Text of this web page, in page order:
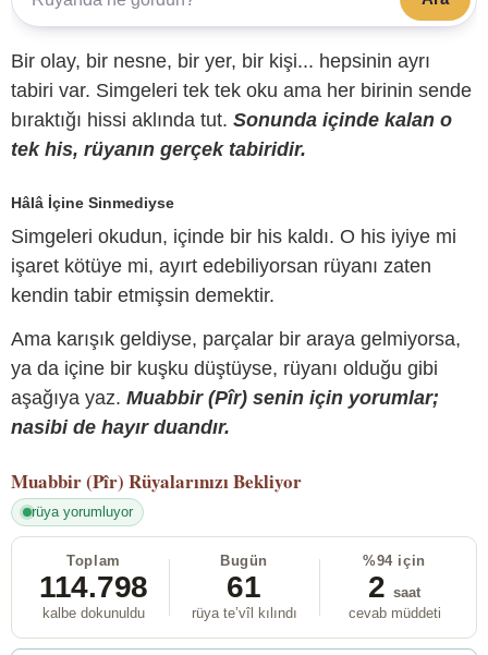
Bir olay, bir nesne, bir yer, bir kişi... hepsinin ayrı
tabiri var. Simgeleri tek tek oku ama her birinin sende
bıraktığı hissi aklında tut. Sonunda içinde kalan o
tek his, rüyanın gerçek tabiridir.
Hâlâ İçine Sinmediyse
Simgeleri okudun, içinde bir his kaldı. O his iyiye mi
işaret kötüye mi, ayırt edebiliyorsan rüyanı zaten
kendin tabir etmişsin demektir.
Ama karışık geldiyse, parçalar bir araya gelmiyorsa,
ya da içine bir kuşku düştüyse, rüyanı olduğu gibi
aşağıya yaz. Muabbir (Pîr) senin için yorumlar;
nasibi de hayır duandır.
Muabbir (Pîr) Rüyalarınızı Bekliyor
rüya yorumluyor
Toplam
114.798
kalbe dokunuldu
Bugün
61
rüya te’vîl kılındı
%94 için
2 saat
cevab müddeti